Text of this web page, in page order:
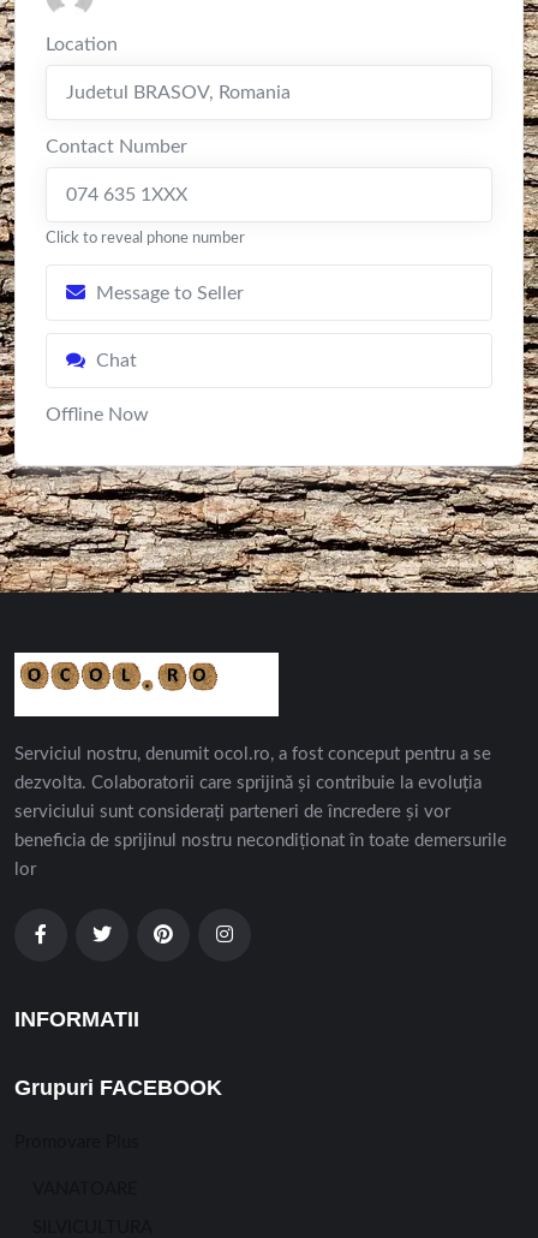
Location
Judetul BRASOV, Romania
Contact Number
074 635 1XXX
Click to reveal phone number
Message to Seller
Chat
Offline Now
Serviciul nostru, denumit ocol.ro, a fost conceput pentru a se
dezvolta. Colaboratorii care sprijină și contribuie la evoluția
serviciului sunt considerați parteneri de încredere și vor
beneficia de sprijinul nostru necondiționat în toate demersurile
lor
INFORMATII
Grupuri FACEBOOK